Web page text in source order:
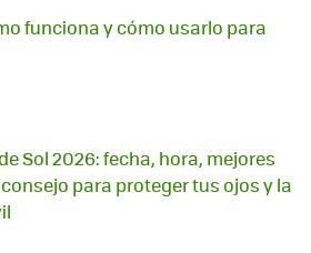
funciona y cómo usarlo para
Sol 2026: fecha, hora, mejores
para proteger tus ojos y la